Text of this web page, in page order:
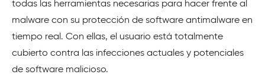
todas las herramientas necesarias para hacer frente al
malware con su protección de software antimalware en
tiempo real. Con ellas, el usuario está totalmente
cubierto contra las infecciones actuales y potenciales
de software malicioso.